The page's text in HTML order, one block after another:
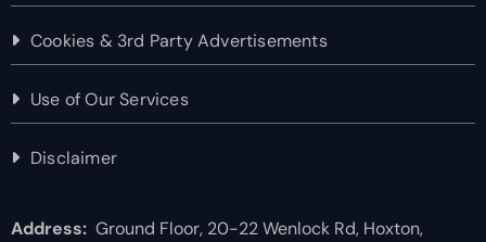
Cookies & 3rd Party Advertisements
Use of Our Services
Disclaimer
Address:Ground Floor, 20-22 Wenlock Rd, Hoxton,